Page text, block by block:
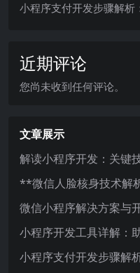
小程序支付开发步骤解析
近期评论
您尚未收到任何评论。
文章展示
解读小程序开发：关键
**微信人脸核身技术解
微信小程序解决方案与
小程序开发工具详解：
小程序支付开发步骤解